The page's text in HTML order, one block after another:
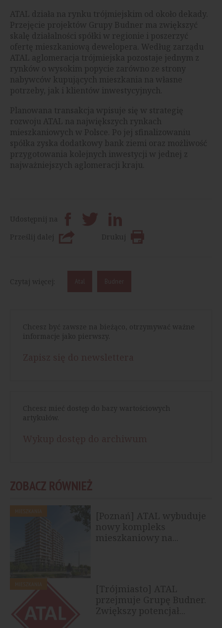
ATAL działa na rynku trójmiejskim od około dekady.
Przejęcie projektów Grupy Budner ma zwiększyć
skalę działalności spółki w regionie i poszerzyć
ofertę mieszkaniową dewelopera. Według zarządu
ATAL aglomeracja trójmiejska pozostaje jednym z
rynków o wysokim popycie zarówno ze strony
nabywców kupujących mieszkania na własne
potrzeby, jak i klientów inwestycyjnych.
Planowana transakcja wpisuje się w strategię
rozwoju ATAL na największych rynkach
mieszkaniowych w Polsce. Po jej sfinalizowaniu
spółka zyska dodatkowy bank ziemi oraz możliwość
przygotowania kolejnych inwestycji w jednej z
najważniejszych aglomeracji kraju.
Udostępnij na
Prześlij dalej
Drukuj
Czytaj więcej: Atal Budner
Chcesz być zawsze na bieżąco, otrzymywać ważne
informacje jako pierwszy.
Chcesz mieć dostęp do bazy wartościowych
artykułów.
ZOBACZ RÓWNIEŻ
[Poznań] ATAL wybuduje
nowy kompleks
mieszkaniowy na...
[Trójmiasto] ATAL
przejmuje Grupę Budner.
Zwiększy potencjał...